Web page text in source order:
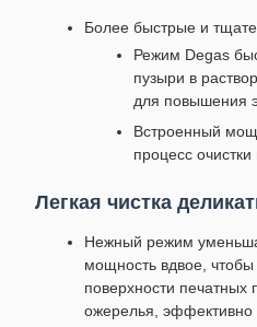
Более быстрые и
Режим Degas
пузыри в
для повышения
Встроенный
процесс
Легкая чистка
Нежный режим
мощность вдвое, чтобы
поверхности печатных
ожерелья, эффективно